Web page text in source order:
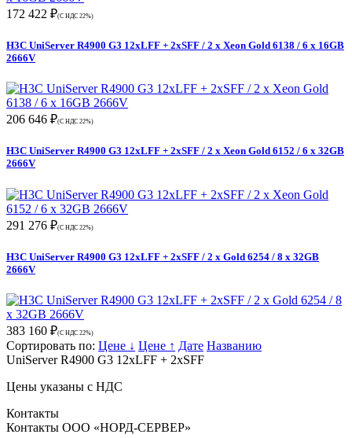
172 422 ₽(С НДС 22%)
H3C UniServer R4900 G3 12xLFF + 2xSFF / 2 x Xeon Gold 6138 / 6 x 16GB
2666V
206 646 ₽(С НДС 22%)
H3C UniServer R4900 G3 12xLFF + 2xSFF / 2 x Xeon Gold 6152 / 6 x 32GB
2666V
291 276 ₽(С НДС 22%)
H3C UniServer R4900 G3 12xLFF + 2xSFF / 2 x Gold 6254 / 8 x 32GB
2666V
383 160 ₽(С НДС 22%)
Сортировать по: Цене ↓ Цене ↑ Дате Названию
UniServer R4900 G3 12xLFF + 2xSFF
Цены указаны с НДС
Контакты
Контакты ООО «НОРД-СЕРВЕР»